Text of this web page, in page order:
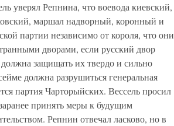
уверял Репнина, что воевода киевский,
маршал надворный, коронный и
партии независимо от короля, что они
дворами, если русский двор
должна защищать их твердо и сильно
должна разрушиться генеральная
партия Чарторыйских. Вессель просил
принять меры к будущим
Репнин отвечал ласково, но в